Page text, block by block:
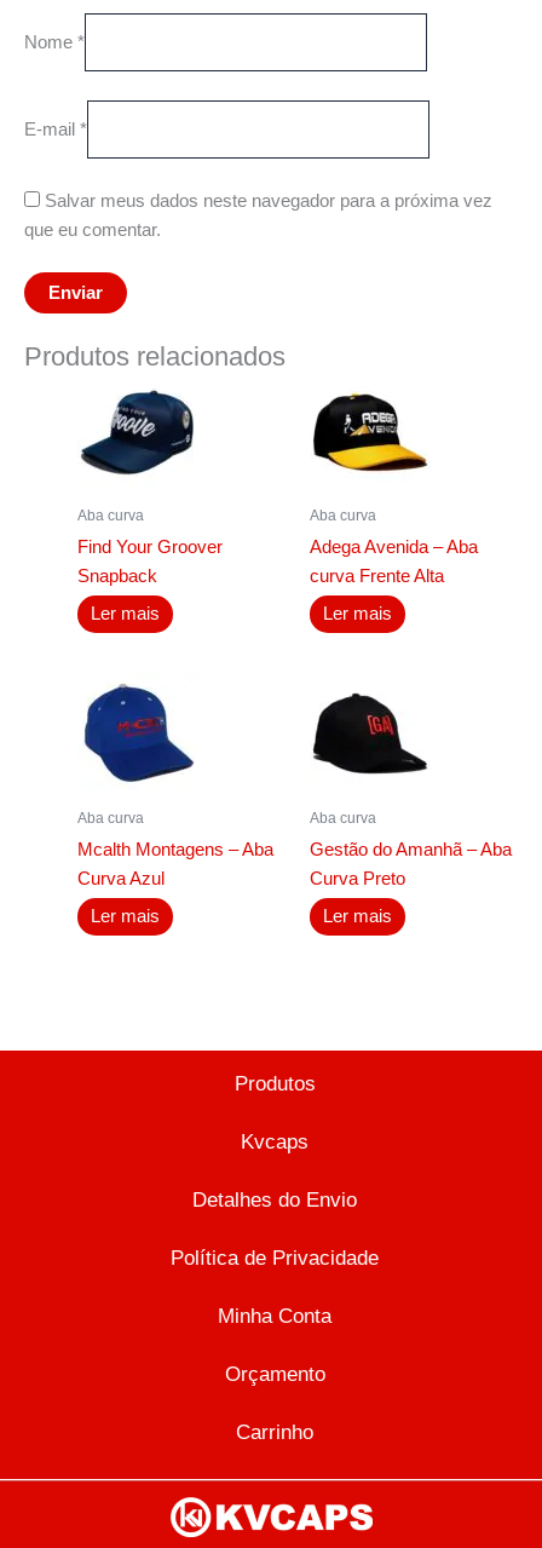
Nome *
E-mail *
Salvar meus dados neste navegador para a próxima vez
que eu comentar.
Produtos relacionados
Aba curva
Find Your Groover
Snapback
Ler mais
Aba curva
Adega Avenida – Aba
curva Frente Alta
Ler mais
Aba curva
Mcalth Montagens – Aba
Curva Azul
Ler mais
Aba curva
Gestão do Amanhã – Aba
Curva Preto
Ler mais
Produtos
Kvcaps
Detalhes do Envio
Política de Privacidade
Minha Conta
Orçamento
Carrinho